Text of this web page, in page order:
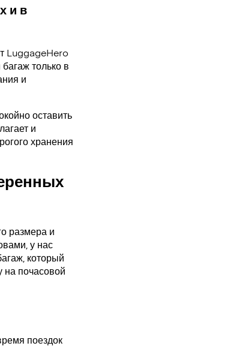
и в
LuggageHero
только в
и
оставить
и
хранения
размера и
у нас
который
на почасовой
поездок